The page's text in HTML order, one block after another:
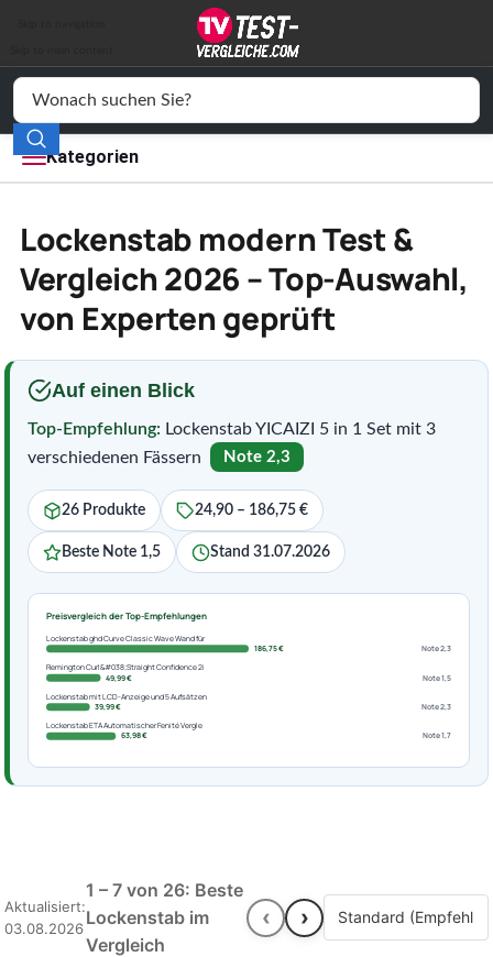
Kategorien
Elektronik
Freizeit
Wohnen
Service
Lockenstab modern Test &
Vergleich 2026 – Top-Auswahl,
von Experten geprüft
Auf einen Blick
Top-Empfehlung: Lockenstab YICAIZI 5 in 1 Set mit 3
verschiedenen Fässern
Note 2,3
26 Produkte 24,90 – 186,75 €
Beste Note 1,5 Stand 31.07.2026
Preisvergleich der Top-Empfehlungen
Lockenstab ghd Curve Classic Wave Wand für
186,75 €
Note 2,3
Remington Curl&#038;Straight Confidence 2i
49,99 €
Note 1,5
Lockenstab mit LCD-Anzeige und 5 Aufsätzen
39,99 €
Note 2,3
Lockenstab ETA Automatischer Fenité Vergle
63,98 €
Note 1,7
Aktualisiert:
03.08.2026
1 – 7 von 26: Beste
Lockenstab im
Vergleich
‹ ›